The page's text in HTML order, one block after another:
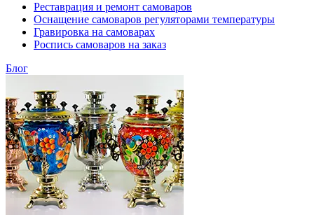
Реставрация и ремонт самоваров
Оснащение самоваров регуляторами температуры
Гравировка на самоварах
Роспись самоваров на заказ
Блог